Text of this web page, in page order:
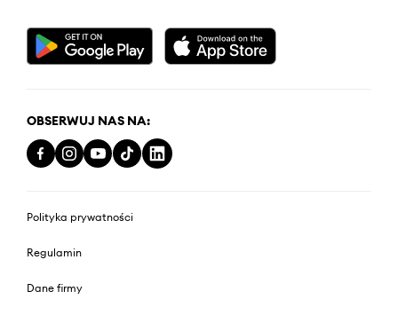
OBSERWUJ NAS NA:
Polityka prywatności
Regulamin
Dane firmy